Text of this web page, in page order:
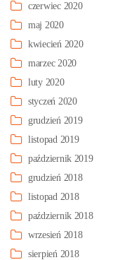
czerwiec 2020
maj 2020
kwiecień 2020
marzec 2020
luty 2020
styczeń 2020
grudzień 2019
listopad 2019
październik 2019
grudzień 2018
listopad 2018
październik 2018
wrzesień 2018
sierpień 2018